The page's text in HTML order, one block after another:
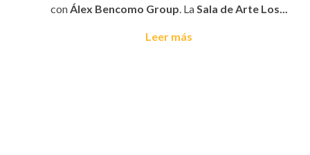
conÁlex Bencomo Group. LaSala de Arte Los...
Leer más